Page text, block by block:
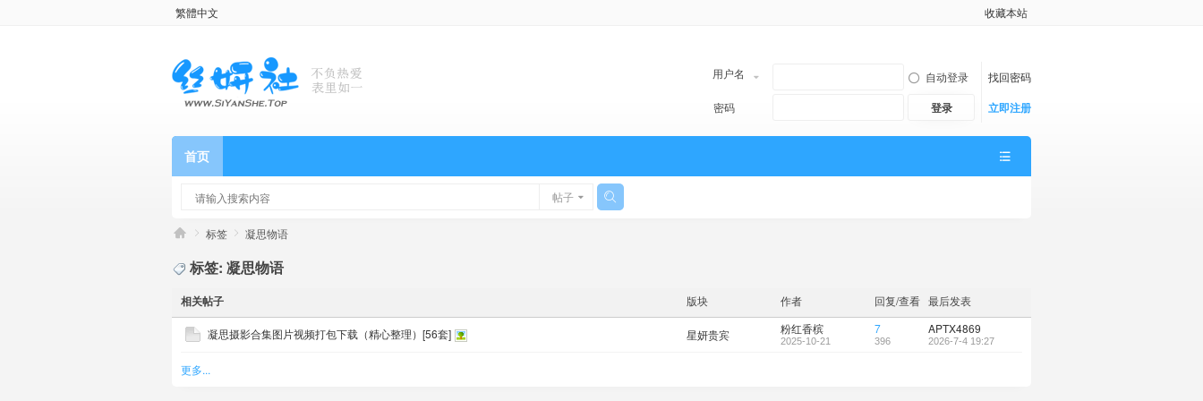
繁體中文 收藏本站
用户名 自动登录
找回密码
密码
登录 立即注册
首页
帖子
标签 凝思物语
标签: 凝思物语
相关帖子 版块 作者 回复/查看 最后发表
凝思摄影合集图片视频打包下载（精心整理）[56套] 星妍贵宾 粉红香槟
2025-10-21
7
396
APTX4869
2026-7-4 19:27
更多...